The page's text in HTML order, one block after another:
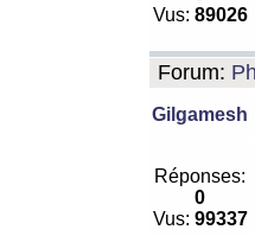
Vus: 89026
Forum:
Gilgamesh
Réponses:
0
Vus: 99337